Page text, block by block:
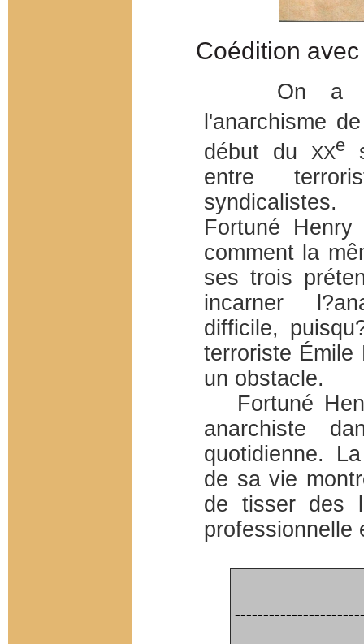
Coédition
On a
l'anarchisme
début du
XXe
entre
Fortuné
comment la
ses trois
incarner
difficile,
terroriste Émile
un obstacle.
Fortuné
anarchiste
quotidienne.
de sa vie
de tisser des
professionnelle